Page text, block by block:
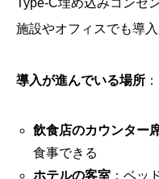
Type-C埋め込みコンセ
施設やオフィスでも導入
導入が進んでいる場所 ：
飲食店のカウンター
食事できる
ホテルの客室：ベッ